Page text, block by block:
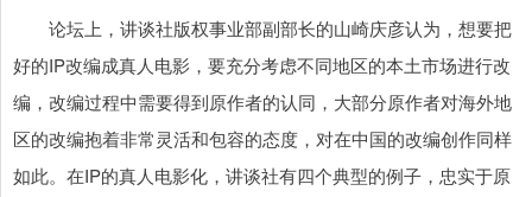
论坛上，讲谈社版权事业部副部长的山崎庆彦认为，想要把
好的IP改编成真人电影，要充分考虑不同地区的本土市场进行改
编，改编过程中需要得到原作者的认同，大部分原作者对海外地
区的改编抱着非常灵活和包容的态度，对在中国的改编创作同样
如此。在IP的真人电影化，讲谈社有四个典型的例子，忠实于原